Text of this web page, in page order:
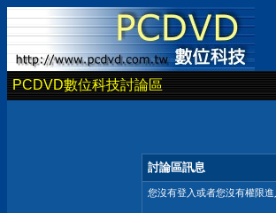
PCDVD數位科技討論區
討論區訊息
您沒有登入或者您沒有權限